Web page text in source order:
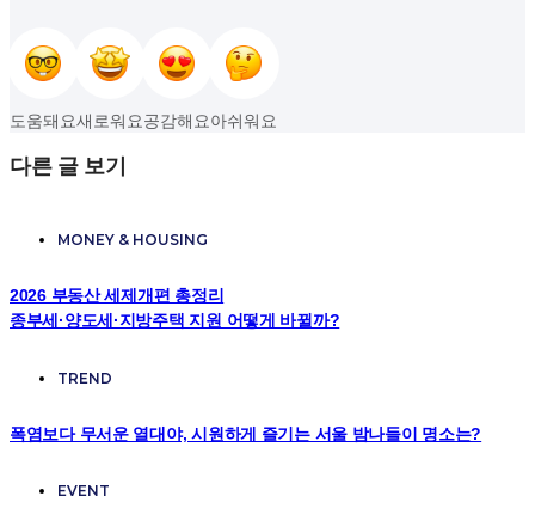
도움돼요새로워요공감해요아쉬워요
다른 글 보기
MONEY & HOUSING
2026 부동산 세제개편 총정리
종부세·양도세·지방주택 지원 어떻게 바뀔까?
TREND
폭염보다 무서운 열대야, 시원하게 즐기는 서울 밤나들이 명소는?
EVENT